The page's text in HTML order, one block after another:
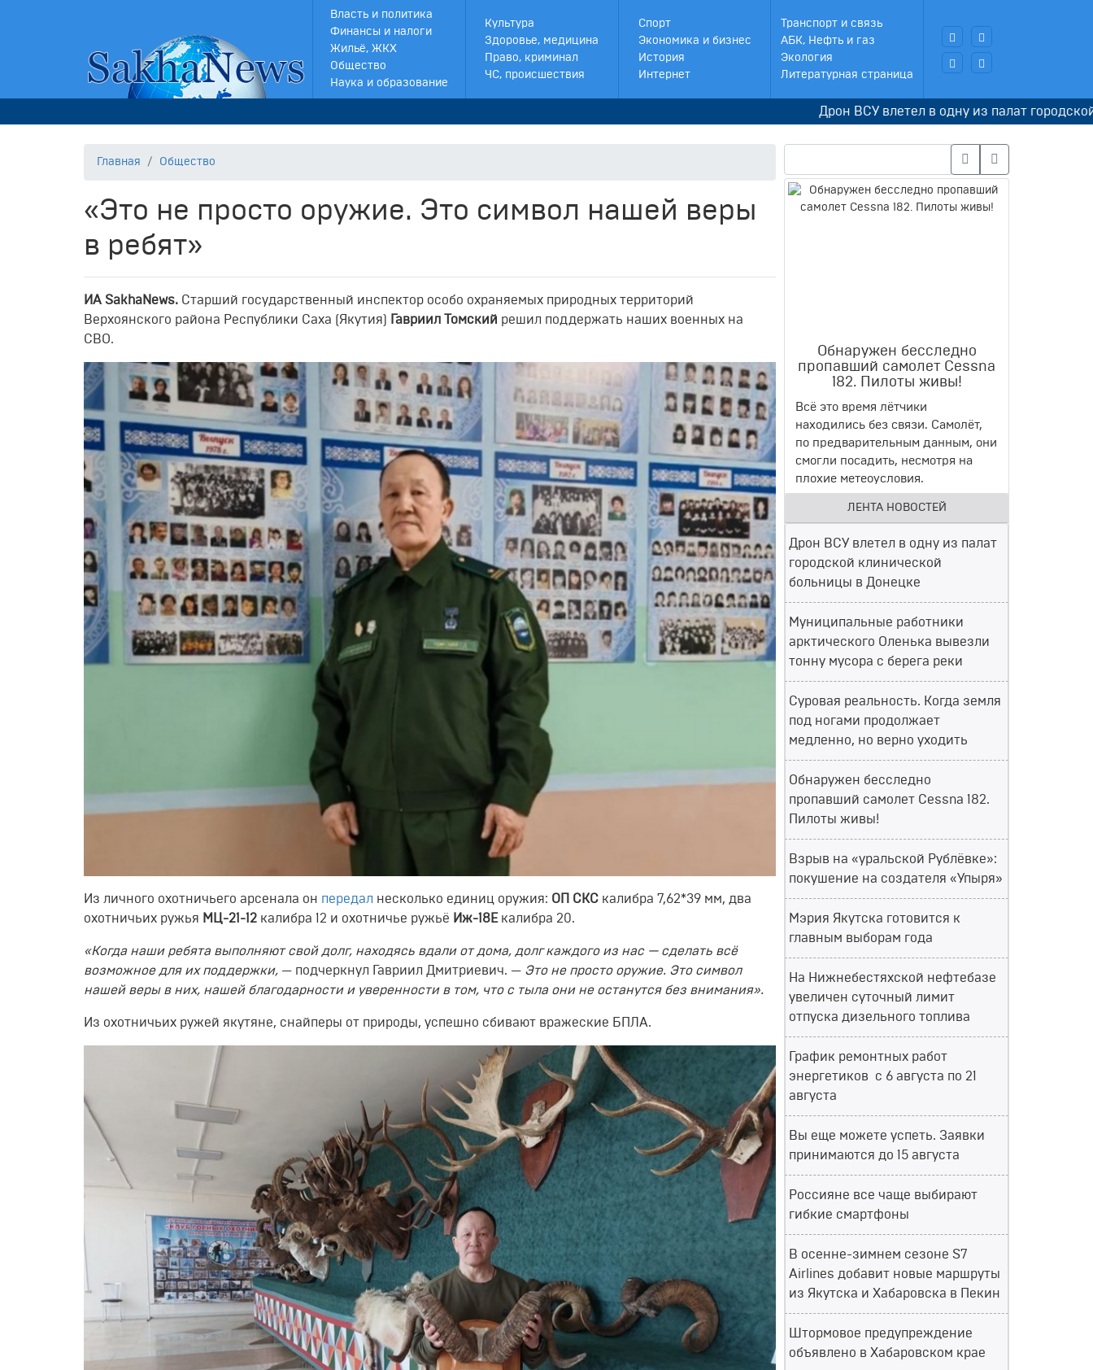
Власть и политика
Финансы и налоги
Жильё, ЖКХ
Общество
Наука и образование
Культура
Здоровье, медицина
Право, криминал
ЧС, происшествия
Спорт
Экономика и бизнес
История
Интернет
Транспорт и связь
АБК, Нефть и газ
Экология
Литературная страница
Дрон ВСУ влетел в одну из палат городской
Главная Общество
«Это не просто оружие. Это символ нашей веры
в ребят»
ИA SakhaNews. Старший государственный инспектор особо охраняемых природных территорий
Верхоянского района Республики Саха (Якутия)
Гавриил Томский решил поддержать наших военных на
СВО.
Из личного охотничьего арсенала он передал несколько единиц оружия: ОП СКС калибра 7,62*39 мм, два
охотничьих ружья МЦ-21-12 калибра 12 и охотничье ружьё Иж-18Екалибра 20.
«Когда наши ребята выполняют свой долг, находясь вдали от дома, долг каждого из нас — сделать всё
возможное для их поддержки, — подчеркнул Гавриил Дмитриевич. — Это не просто оружие. Это символ
нашей веры в них, нашей благодарности и уверенности в том, что с тыла они не останутся без внимания».
Из охотничьих ружей якутяне, снайперы от природы, успешно сбивают вражеские БПЛА.
Обнаружен бесследно
пропавший самолет Cessna
182. Пилоты живы!
Всё это время лётчики
находились без связи. Самолёт,
по предварительным данным, они
смогли посадить, несмотря на
плохие метеоусловия.
ЛЕНТА НОВОСТЕЙ
Дрон ВСУ влетел в одну из палат
городской клинической
больницы в Донецке
Муниципальные работники
арктического Оленька вывезли
тонну мусора с берега реки
Суровая реальность. Когда земля
под ногами продолжает
медленно, но верно уходить
Обнаружен бесследно
пропавший самолет Cessna 182.
Пилоты живы!
Взрыв на «уральской Рублёвке»:
покушение на создателя «Упыря»
Мэрия Якутска готовится к
главным выборам года
На Нижнебестяхской нефтебазе
увеличен суточный лимит
отпуска дизельного топлива
График ремонтных работ
энергетиков с 6 августа по 21
августа
Вы еще можете успеть. Заявки
принимаются до 15 августа
Россияне все чаще выбирают
гибкие смартфоны
В осенне-зимнем сезоне S7
Airlines добавит новые маршруты
из Якутска и Хабаровска в Пекин
Штормовое предупреждение
объявлено в Хабаровском крае